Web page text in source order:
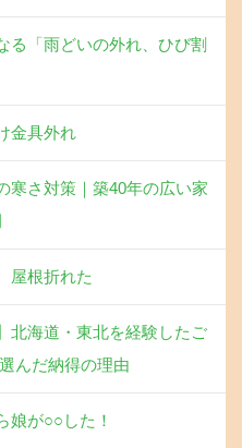
る「雨どいの外れ、ひび割
金具外れ
寒さ対策｜築40年の広い家
屋根折れた
北海道・東北を経験したご
んだ納得の理由
娘が○○した！